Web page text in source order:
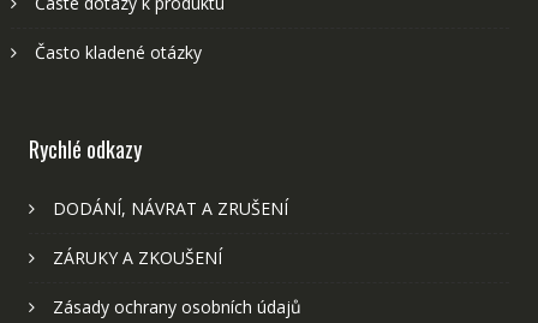
Často kladené otázky
Rychlé odkazy
DODÁNÍ, NÁVRAT A ZRUŠENÍ
ZÁRUKY A ZKOUŠENÍ
Zásady ochrany osobních údajů